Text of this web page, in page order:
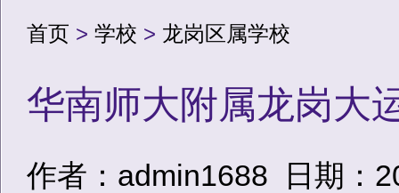
首页 > 学校 > 龙岗区属学校
华南师大附属龙岗大
作者：admin1688 日期：